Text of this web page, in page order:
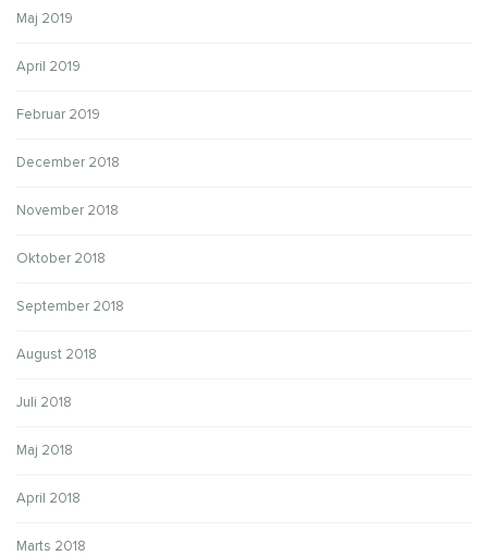
Maj 2019
April 2019
Februar 2019
December 2018
November 2018
Oktober 2018
September 2018
August 2018
Juli 2018
Maj 2018
April 2018
Marts 2018